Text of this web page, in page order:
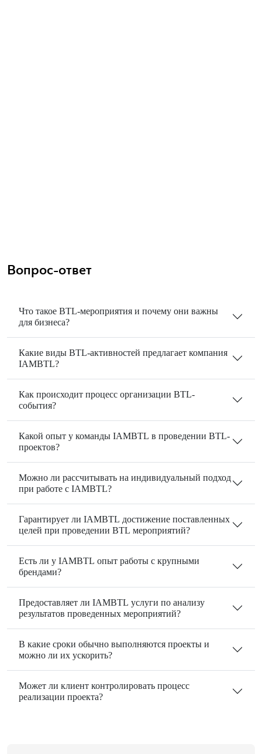
Вопрос-ответ
Что такое BTL-мероприятия и почему они важны
для бизнеса?
Какие виды BTL-активностей предлагает компания
IAMBTL?
Как происходит процесс организации BTL-
события?
Какой опыт у команды IAMBTL в проведении BTL-
проектов?
Можно ли рассчитывать на индивидуальный подход
при работе с IAMBTL?
Гарантирует ли IAMBTL достижение поставленных
целей при проведении BTL мероприятий?
Есть ли у IAMBTL опыт работы с крупными
брендами?
Предоставляет ли IAMBTL услуги по анализу
результатов проведенных мероприятий?
В какие сроки обычно выполняются проекты и
можно ли их ускорить?
Может ли клиент контролировать процесс
реализации проекта?